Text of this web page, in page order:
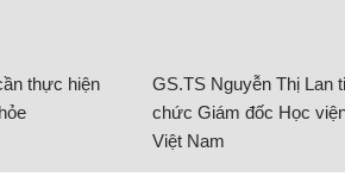
thực hiện
GS.TS Nguyễn Thị Lan
chức Giám đốc Học
Việt Nam